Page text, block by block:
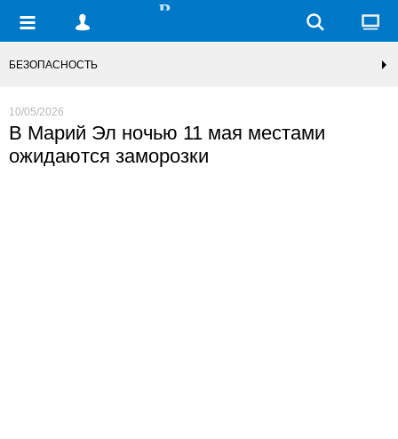
БЕЗОПАСНОСТЬ
10/05/2026
В Марий Эл ночью 11 мая местами
ожидаются заморозки